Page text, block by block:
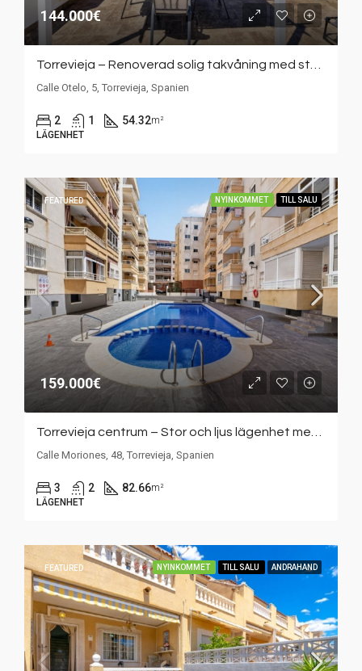
144.000€
Calle Otelo, 5, Torrevieja, Spanien
2 1 54.32m²
LÄGENHET
FEATURED NYINKOMMET TILL SALU
159.000€
Calle Moriones, 48, Torrevieja, Spanien
3 2 82.66m²
LÄGENHET
FEATURED NYINKOMMET TILL SALU ANDRAHAND